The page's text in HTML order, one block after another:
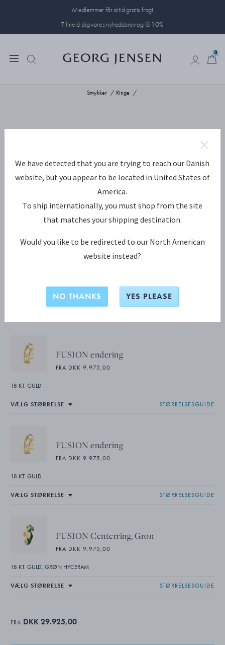
Medlemmer får altid gratis fragt
Tilmeld dig vores nyhedsbrev og få 10%
0
Smykker Ringe
FUSION 3delt ring
FUSION endering
FRA DKK 9.975,00
18 KT. GULD
STØRRELSESGUIDE
FUSION endering
FRA DKK 9.975,00
18 KT. GULD
STØRRELSESGUIDE
FUSION Centerring, Grøn
FRA DKK 9.975,00
18 KT. GULD, GRØN HYCERAM
STØRRELSESGUIDE
FRA DKK 29.925,00
We have detected that you are trying to reach our Danish
website, but you appear to be located in United States of
America.
To ship internationally, you must shop from the site
that matches your shipping destination.
Would you like to be redirected to our North American
website instead?
NO THANKS YES PLEASE